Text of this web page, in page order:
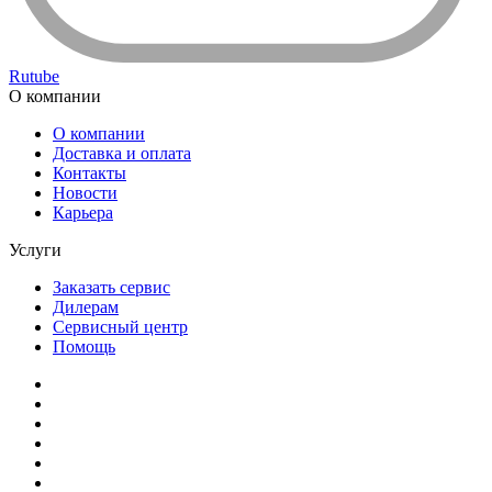
Rutube
О компании
О компании
Доставка и оплата
Контакты
Новости
Карьера
Услуги
Заказать сервис
Дилерам
Сервисный центр
Помощь